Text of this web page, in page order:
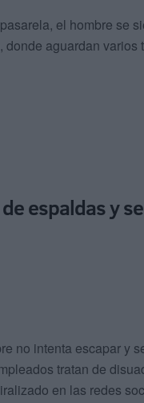
el hombre se
aguardan
espaldas y
no intenta escapar y
tratan de
en las redes